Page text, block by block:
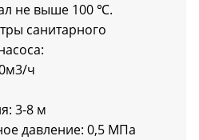
не выше 100 ℃.
санитарного
ч
3-8 м
давление: 0,5 МПа